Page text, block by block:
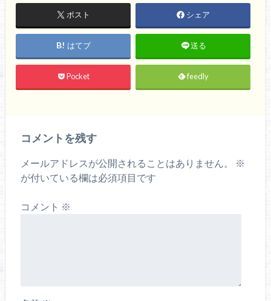
ポスト シェア
はてブ 送る
Pocket feedly
コメントを残す
メールアドレスが公開されることはありません。
※
が付いている欄は必須項目です
コメント ※